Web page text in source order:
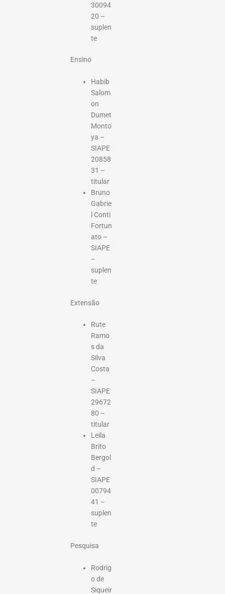
30094
20 –
suplen
te
Ensino
Habib
Salom
on
Dumet
Monto
ya –
SIAPE
20858
31 –
titular
Bruno
Gabrie
l Conti
Fortun
ato –
SIAPE
–
suplen
te
Extensão
Rute
Ramo
s da
Silva
Costa
–
SIAPE
29672
80 –
titular
Leila
Brito
Bergol
d –
SIAPE
00794
41 –
suplen
te
Pesquisa
Rodrig
o de
Siqueir